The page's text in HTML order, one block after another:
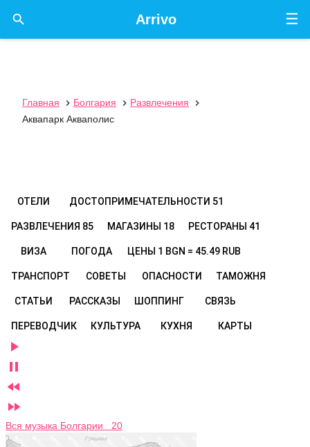
☰
Arrivo

Главная  Болгария  Развлечения

Аквапарк Акваполис
ОТЕЛИ ДОСТОПРИМЕЧАТЕЛЬНОСТИ 51
РАЗВЛЕЧЕНИЯ 85 МАГАЗИНЫ 18 РЕСТОРАНЫ 41
ВИЗА ПОГОДА ЦЕНЫ 1 BGN = 45.49 RUB
ТРАНСПОРТ СОВЕТЫ ОПАСНОСТИ ТАМОЖНЯ
СТАТЬИ РАССКАЗЫ ШОППИНГ СВЯЗЬ
ПЕРЕВОДЧИК КУЛЬТУРА КУХНЯ КАРТЫ




Вся музыка Болгарии 20